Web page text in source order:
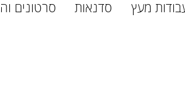
מעץ סדנאות סרטונים